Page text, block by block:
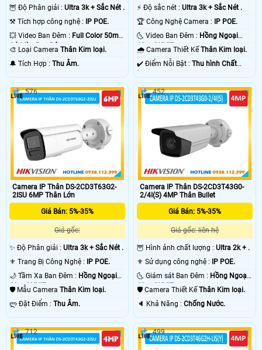
🦉 Độ Phân giải : Ultra 3k + Sắc Nét .
⚒ Tích hợp công nghệ :
IP POE.
💥 Video Ban Đêm : Full Color 50m
Có Màu Ban Ðêm.
🎨 Loại Camera Thân Kim loại.
️🔔 Tích Hợp : Thu Âm.
️⚡ Độ sắc nét :Ultra 3k + Sắc Nét .
🏆 Công Nghệ Camera :
IP POE.
🌜 Video Ban Đêm : Hồng Ngoại
60m ONVIF.
🌧️ Camera Thiết KếThân Kim loại.
️✔️ Điểm Nỗi Bật :Thu hình Chất
Camera IP Thân DS-2CD3T63G2-
2ISU 6MP Thân Lớn
Giá Bán: 5%-35%
Giá gốc:
✨ Độ Phân giải : Ultra 3k + Sắc Nét .
⚜️ Trang Bị Công Nghệ : IP POE.
🌙 Tầm Xa Ban Đêm : Hồng Ngoại
60m ONVIF.
🛡 Mẫu Camera Thân Kim loại.
️ლ Đặt Điểm : Thu Âm.
576
Camera IP Thân DS-2CD3T43G0-
2/4I(S) 4MP Thân Bullet
Giá Bán: 5%-35%
Giá gốc: liên hệ
🦉 Hình ảnh chất lượng :Ultra 2k + .
⚜️ Sử dụng công nghệ : IP POE.
🌜 Giám sát Ban Đêm : Hồng Ngoại
60m ONVIF.
🛡 Camera Thiết KếThân Kim loại.
️🔈 Khả Năng :Chống Nước.
452
712 499